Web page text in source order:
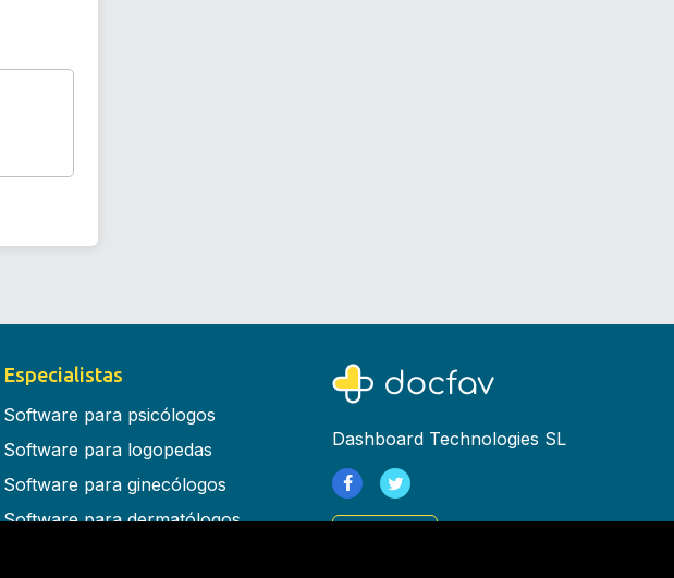
Especialistas
Software para psicólogos
Software para logopedas
Software para ginecólogos
Software para dermatólogos
Dashboard Technologies SL